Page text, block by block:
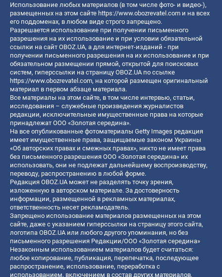
Использование любых материалов (в том числе фото- и видео-),
размещенных на этом сайте https://www.obozrevatel.com и на всех
его поддоменах, в любом виде строго запрещено.
Разрешается использование при получении письменного
разрешения на их использование и при условии обязательной
ссылки на сайт OBOZ.UA, а для интернет-изданий - при
получении письменного разрешения на их использование и при
обязательном размещении прямой, открытой для поисковых
систем, гиперссылки на страницу OBOZ.UA по ссылке
https://www.obozrevatel.com, на которой размещен оригинальный
материал в первом абзаце материала.
Все материалы на этом сайте, в том числе интервью, статьи,
исследования – служебные произведения журналистов
редакции, исключительные имущественные права на которые
принадлежат ООО «Золотая середина».
На все опубликованные фотоматериалы Getty Images редакция
имеет имущественные права, защищаемые законом Украины
«Об авторских правах и смежных правах», никто не имеет права
без письменного разрешения ООО «Золотая середина» их
использовать, они не подлежат дальнейшему воспроизводству,
переводу, распространению в любой форме.
Редакция OBOZ.UA может не разделять точку зрения,
изложенную в авторском материале. За достоверность
информации, размещенной в рекламных материалах,
ответственность несет рекламодатель.
Запрещено использование материалов размещенных на этом
сайте, даже с указанием гиперссылки на страницу этого сайта,
логотипа OBOZ.UA или любого другого упоминания, но без
письменного разрешения Редакции/ООО «Золотая середина»
Незаконным использованием материалов будет считаться:
любое копирование, публикация, перепечатка, последующее
распространение, использование, переработка с
использованием, включением в состав других материалов,